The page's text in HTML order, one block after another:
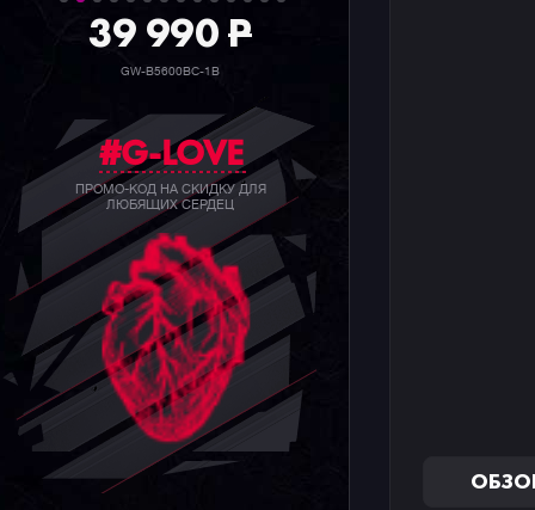
39 990P
GW-B5600BC-1B
#G-LOVE
ПРОМО-КОД НА СКИДКУ ДЛЯ
ЛЮБЯЩИХ СЕРДЕЦ